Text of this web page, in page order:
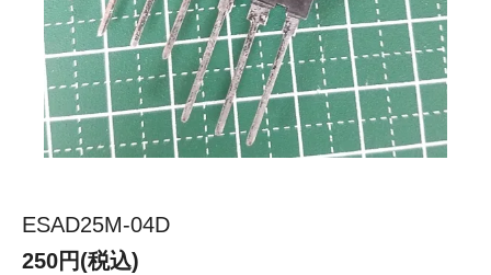
ESAD25M-04D
250円(税込)